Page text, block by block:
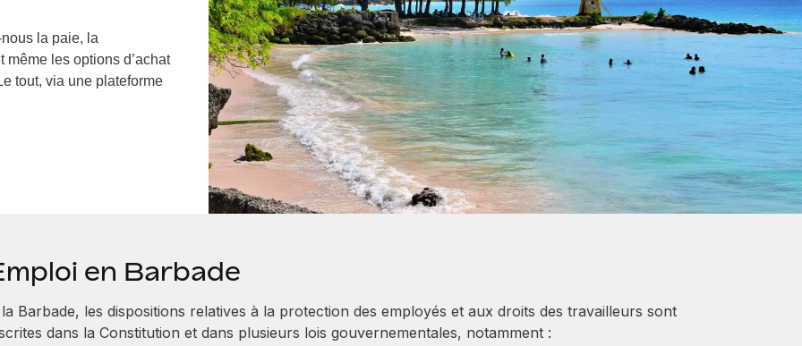
la paie, la
les options d’achat
tout, via une plateforme
en Barbade
Barbade, les dispositions relatives à la protection des employés et aux droits des travailleurs sont
dans la Constitution et dans plusieurs lois gouvernementales, notamment :